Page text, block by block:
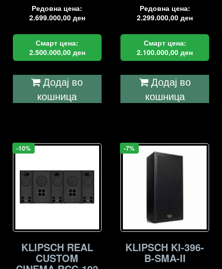
Редовна цена:
2.699.000,00 ден
Смарт цена:
2.500.000,00 ден
Додај во
кошница
Редовна цена:
2.299.000,00ден
Смарт цена:
2.100.000,00ден
Додај во
кошница
-10%
KLIPSCH REAL
CUSTOM
-7%
KLIPSCH KI-396-
B-SMA-II